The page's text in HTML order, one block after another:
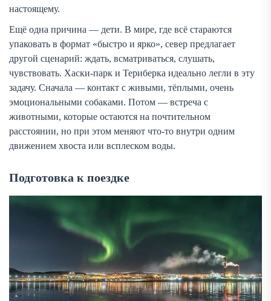
настоящему.
Ещё одна причина — дети. В мире, где всё стараются
упаковать в формат «быстро и ярко», север предлагает
другой сценарий: ждать, всматриваться, слушать,
чувствовать. Хаски-парк и Териберка идеально легли в эту
задачу. Сначала — контакт с живыми, тёплыми, очень
эмоциональными собаками. Потом — встреча с
животными, которые остаются на почтительном
расстоянии, но при этом меняют что-то внутри одним
движением хвоста или всплеском воды.
Подготовка к поездке